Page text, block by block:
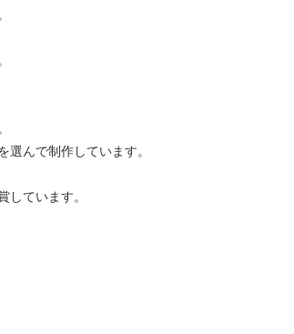
んで制作しています。
ています。